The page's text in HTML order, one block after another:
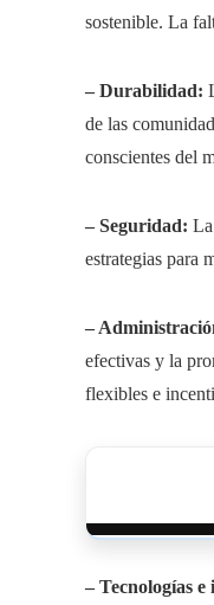
sostenible. La
– Durabilidad:
de las
conscientes del
– Seguridad:
estrategias para
–
efectivas y la
flexibles e
– Tecnologías e